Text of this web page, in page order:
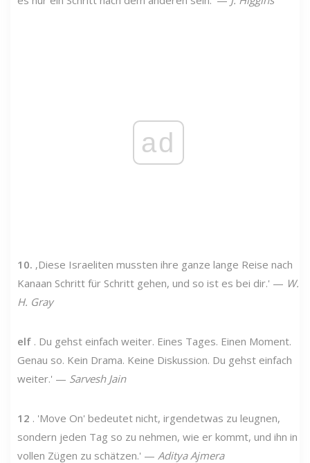
ad
10. ‚Diese Israeliten mussten ihre ganze lange Reise nach
Kanaan Schritt für Schritt gehen, und so ist es bei dir.' — W.
H. Gray
elf . Du gehst einfach weiter. Eines Tages. Einen Moment.
Genau so. Kein Drama. Keine Diskussion. Du gehst einfach
weiter.' — Sarvesh Jain
12 . 'Move On' bedeutet nicht, irgendetwas zu leugnen,
sondern jeden Tag so zu nehmen, wie er kommt, und ihn in
vollen Zügen zu schätzen.' — Aditya Ajmera